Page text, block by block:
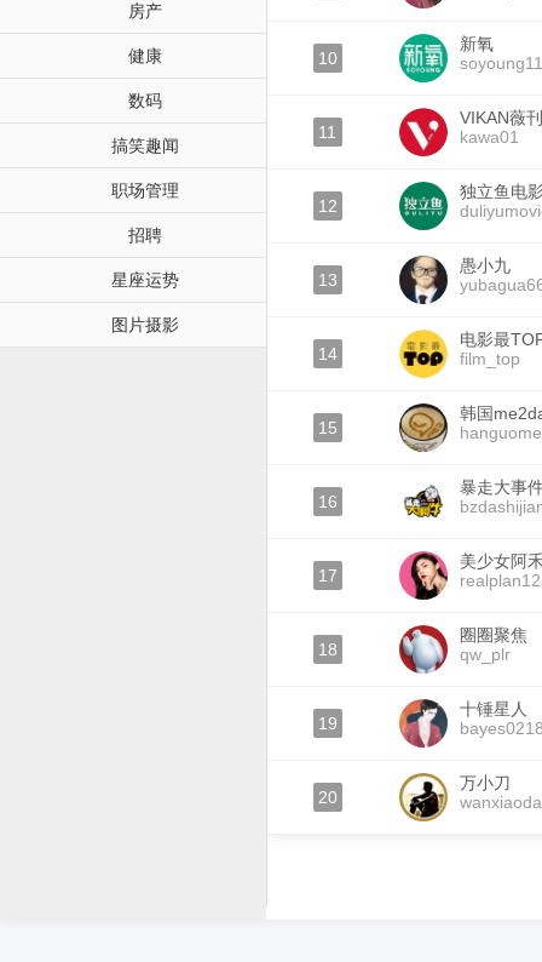
房产
健康
数码
搞笑趣闻
职场管理
招聘
星座运势
图片摄影
10
新氧
11
VIKAN薇刊
kawa01
12
独立鱼电
13
愚小九
14
电影最
film_top
15
韩国
16
暴走大事
17
美少女阿
18
圈圈聚焦
qw_plr
19
十锤星人
20
万小刀